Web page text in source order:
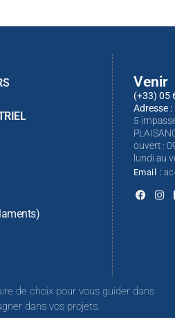
Venir
(+33) 05
Adresse :
5
ouvert :
lundi au
Email :
de choix pour vous guider dans
dans vos projets.